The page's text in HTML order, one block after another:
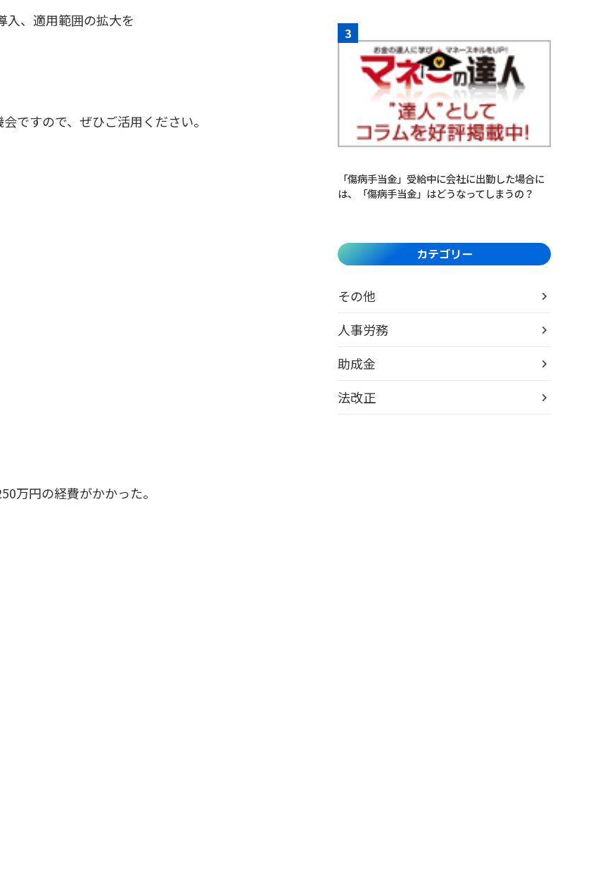
入、適用範囲の拡大を
ですので、ぜひご活用ください。
万円の経費がかかった。
3
「傷病手当金」受給中に会社に出勤した場合に
は、「傷病手当金」はどうなってしまうの？
カテゴリー
その他
人事労務
助成金
法改正